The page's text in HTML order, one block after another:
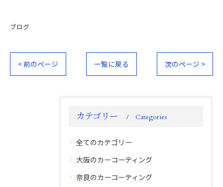
ブログ
< 前のページ 一覧に戻る 次のページ >
カテゴリー Categories
全てのカテゴリー
大阪のカーコーティング
奈良のカーコーティング